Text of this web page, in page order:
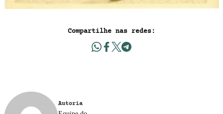
Compartilhe nas redes:
Autoria